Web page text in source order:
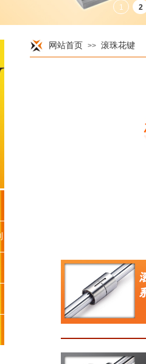
网站首页 >> 滚珠花键